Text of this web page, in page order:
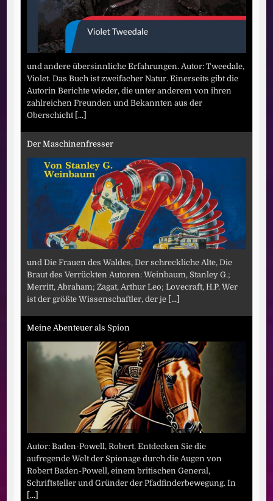
und andere übersinnliche Erfahrungen. Autor: Tweedale,
Violet. Das Buch ist zweifacher Natur. Einerseits gibt die
Autorin Berichte wieder, die unter anderem von ihren
zahlreichen Freunden und Bekannten aus der
Oberschicht [...]
Der Maschinenfresser
und Die Frauen des Waldes, Der schreckliche Alte, Die
Braut des Verrückten Autoren: Weinbaum, Stanley G.;
Merritt, Abraham; Zagat, Arthur Leo; Lovecraft, H.P. Wer
ist der größte Wissenschaftler, der je [...]
Meine Abenteuer als Spion
Autor: Baden-Powell, Robert. Entdecken Sie die
aufregende Welt der Spionage durch die Augen von
Robert Baden-Powell, einem britischen General,
Schriftsteller und Gründer der Pfadfinderbewegung. In
[...]